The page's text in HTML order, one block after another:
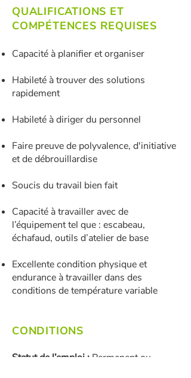
QUALIFICATIONS ET
COMPÉTENCES REQUISES
Capacité à planifier et organiser
Habileté à trouver des solutions
rapidement
Habileté à diriger du personnel
Faire preuve de polyvalence, d'initiative
et de débrouillardise
Soucis du travail bien fait
Capacité à travailler avec de
l’équipement tel que : escabeau,
échafaud, outils d’atelier de base
Excellente condition physique et
endurance à travailler dans des
conditions de température variable
CONDITIONS
Statut de l’emploi : Permanent ou